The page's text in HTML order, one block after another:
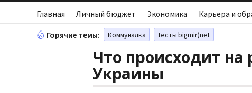
Главная Личный бюджет Экономика Карьера и
Горячие темы: Коммуналка Тесты bigmir)net
Что происходит на
Украины